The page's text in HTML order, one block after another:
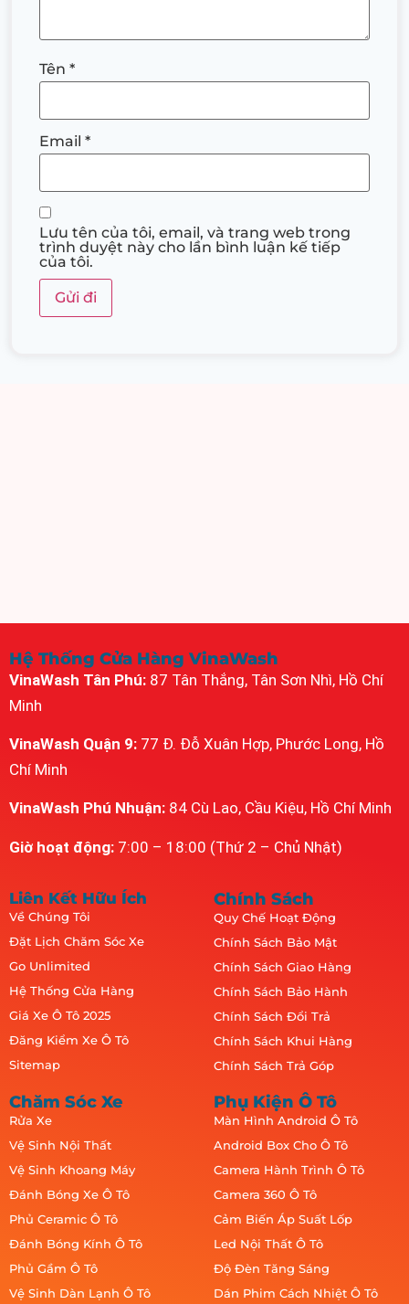
Tên *
Email *
Lưu tên của tôi, email, và trang web trong
trình duyệt này cho lần bình luận kế tiếp
của tôi.
Hệ Thống Cửa Hàng VinaWash
VinaWash Tân Phú: 87 Tân Thắng, Tân Sơn Nhì, Hồ Chí
Minh
VinaWash Quận 9: 77 Đ. Đỗ Xuân Hợp, Phước Long, Hồ
Chí Minh
VinaWash Phú Nhuận: 84 Cù Lao, Cầu Kiệu, Hồ Chí Minh
Giờ hoạt động: 7:00 – 18:00 (Thứ 2 – Chủ Nhật)
Liên Kết Hữu Ích
Về Chúng Tôi
Đặt Lịch Chăm Sóc Xe
Go Unlimited
Hệ Thống Cửa Hàng
Giá Xe Ô Tô 2025
Đăng Kiểm Xe Ô Tô
Sitemap
Chính Sách
Quy Chế Hoạt Động
Chính Sách Bảo Mật
Chính Sách Giao Hàng
Chính Sách Bảo Hành
Chính Sách Đổi Trả
Chính Sách Khui Hàng
Chính Sách Trả Góp
Chăm Sóc Xe
Rửa Xe
Vệ Sinh Nội Thất
Vệ Sinh Khoang Máy
Đánh Bóng Xe Ô Tô
Phủ Ceramic Ô Tô
Đánh Bóng Kính Ô Tô
Phủ Gầm Ô Tô
Vệ Sinh Dàn Lạnh Ô Tô
Phụ Kiện Ô Tô
Màn Hình Android Ô Tô
Android Box Cho Ô Tô
Camera Hành Trình Ô Tô
Camera 360 Ô Tô
Cảm Biến Áp Suất Lốp
Led Nội Thất Ô Tô
Độ Đèn Tăng Sáng
Dán Phim Cách Nhiệt Ô Tô